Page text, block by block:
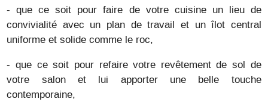
- que ce soit pour faire de votre cuisine un lieu de
convivialité avec un plan de travail et un îlot central
uniforme et solide comme le roc,
- que ce soit pour refaire votre revêtement de sol de
votre salon et lui apporter une belle touche
contemporaine,